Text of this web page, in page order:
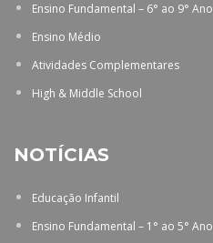
Ensino Fundamental – 6° ao 9° Ano
Ensino Médio
Atividades Complementares
High & Middle School
NOTÍCIAS
Educação Infantil
Ensino Fundamental – 1° ao 5° Ano